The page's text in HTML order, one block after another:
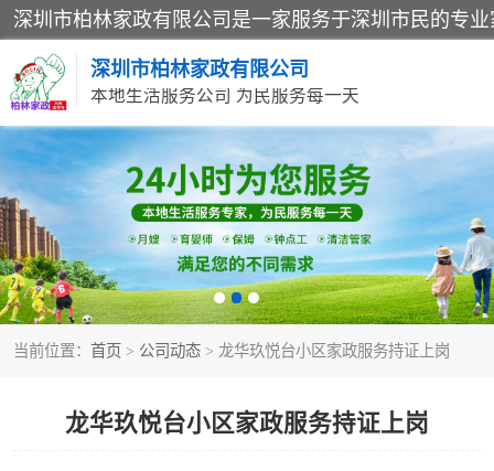
深圳市柏林家政有限公司
本地生活服务公司 为民服务每一天
当前位置： 首页 > 公司动态 > 龙华玖悦台小区家政服务持证上岗
龙华玖悦台小区家政服务持证上岗
家居保洁
家庭保姆